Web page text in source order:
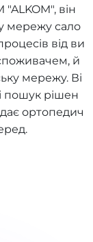
він
мережу сало
від ви
й
мережу. Ві
пошук рішен
ортопедич